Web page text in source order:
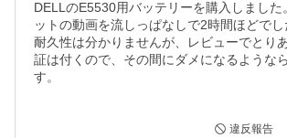
DELLのE5530用バッテリーを購入しました
ットの動画を流しっぱなしで2時間ほどでし
耐久性は分かりませんが、レビューでとり
証は付くので、その間にダメになるような
す。
違反報告